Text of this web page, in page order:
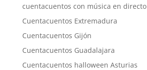
cuentacuentos con música en directo
Cuentacuentos Extremadura
Cuentacuentos Gijón
Cuentacuentos Guadalajara
Cuentacuentos halloween Asturias